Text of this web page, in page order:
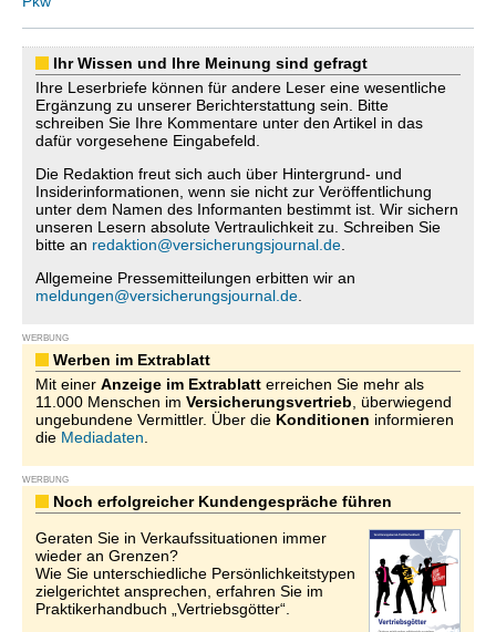
Ihr Wissen und Ihre Meinung sind gefragt
Ihre Leserbriefe können für andere Leser eine wesentliche
Ergänzung zu unserer Berichterstattung sein. Bitte
schreiben Sie Ihre Kommentare unter den Artikel in das
dafür vorgesehene Eingabefeld.
Die Redaktion freut sich auch über Hintergrund- und
Insiderinformationen, wenn sie nicht zur Veröffentlichung
unter dem Namen des Informanten bestimmt ist. Wir sichern
unseren Lesern absolute Vertraulichkeit zu. Schreiben Sie
bitte an redaktion@versicherungsjournal.de
Allgemeine Pressemitteilungen erbitten wir an
meldungen@versicherungsjournal.de
WERBUNG
Werben im Extrablatt
Mit einer Anzeige im Extrablatt erreichen Sie mehr als
11.000 Menschen im Versicherungsvertrieb , überwiegend
ungebundene Vermittler. Über die Konditionen informieren
die Mediadaten
WERBUNG
Noch erfolgreicher Kundengespräche führen
Geraten Sie in Verkaufssituationen immer
wieder an Grenzen?
Wie Sie unterschiedliche Persönlichkeitstypen
zielgerichtet ansprechen, erfahren Sie im
Praktikerhandbuch „Vertriebsgötter“.